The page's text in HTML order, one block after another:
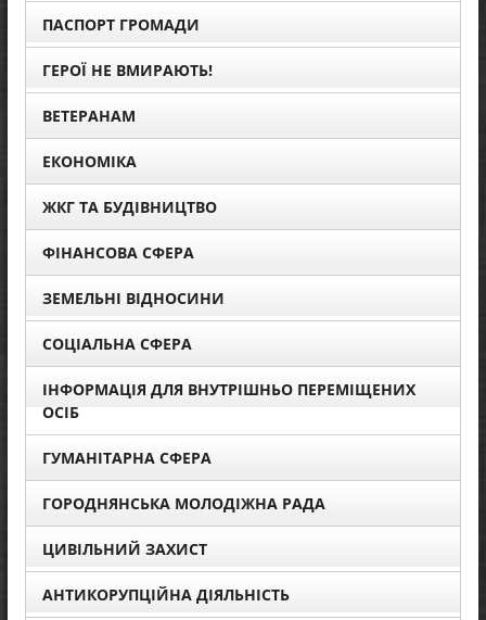
ПАСПОРТ ГРОМАДИ
ГЕРОЇ НЕ ВМИРАЮТЬ!
ВЕТЕРАНАМ
ЕКОНОМІКА
ЖКГ ТА БУДІВНИЦТВО
ФІНАНСОВА СФЕРА
ЗЕМЕЛЬНІ ВІДНОСИНИ
СОЦІАЛЬНА СФЕРА
ІНФОРМАЦІЯ ДЛЯ ВНУТРІШНЬО ПЕРЕМІЩЕНИХ
ОСІБ
ГУМАНІТАРНА СФЕРА
ГОРОДНЯНСЬКА МОЛОДІЖНА РАДА
ЦИВІЛЬНИЙ ЗАХИСТ
АНТИКОРУПЦІЙНА ДІЯЛЬНІСТЬ